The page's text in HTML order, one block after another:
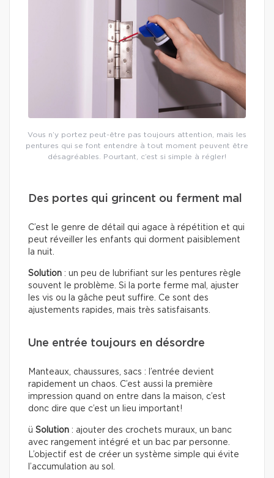
Vous n’y portez peut-être pas toujours attention, mais les
pentures qui se font entendre à tout moment peuvent être
désagréables. Pourtant, c’est si simple à régler!
Des portes qui grincent ou ferment mal
C’est le genre de détail qui agace à répétition et qui
peut réveiller les enfants qui dorment paisiblement
la nuit.
Solution : un peu de lubrifiant sur les pentures règle
souvent le problème. Si la porte ferme mal, ajuster
les vis ou la gâche peut suffire. Ce sont des
ajustements rapides, mais très satisfaisants.
Une entrée toujours en désordre
Manteaux, chaussures, sacs : l’entrée devient
rapidement un chaos. C’est aussi la première
impression quand on entre dans la maison, c’est
donc dire que c’est un lieu important!
ü Solution : ajouter des crochets muraux, un banc
avec rangement intégré et un bac par personne.
L’objectif est de créer un système simple qui évite
l’accumulation au sol.